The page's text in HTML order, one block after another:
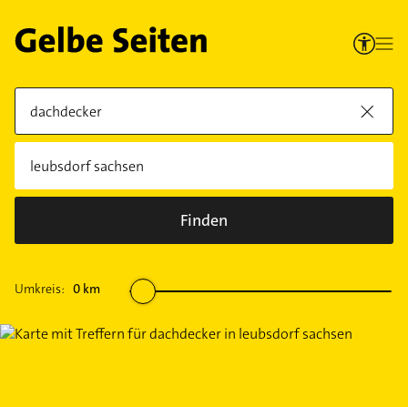
Finden
Umkreis: 0 km